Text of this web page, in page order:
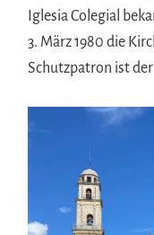
Iglesia Colegial
3. März 1980 die
Schutzpatron ist